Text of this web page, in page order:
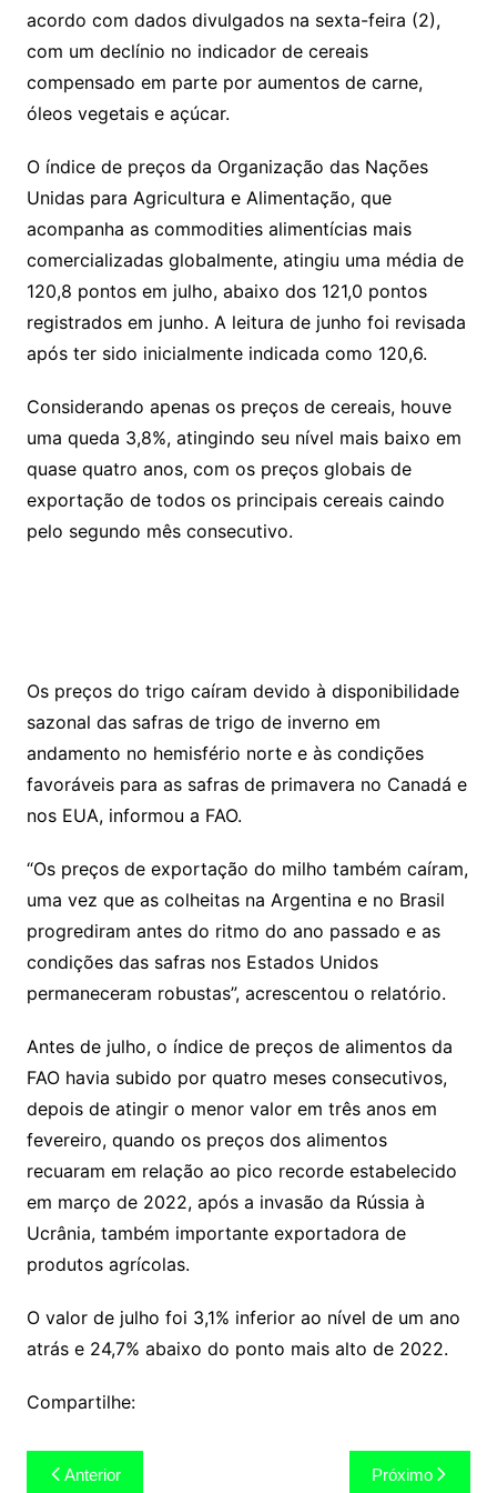
n
k
p
p
m
n
Cl
s
o
m
a
g
e
k.
c
o
e o
M
ai
d
s
acordo com dados divulgados na sexta-feira (2),
com um declínio no indicador de cereais
compensado em parte por aumentos de carne,
óleos vegetais e açúcar.
O índice de preços da Organização das Nações
Unidas para Agricultura e Alimentação, que
acompanha as commodities alimentícias mais
comercializadas globalmente, atingiu uma média de
120,8 pontos em julho, abaixo dos 121,0 pontos
registrados em junho. A leitura de junho foi revisada
após ter sido inicialmente indicada como 120,6.
Considerando apenas os preços de cereais, houve
uma queda 3,8%, atingindo seu nível mais baixo em
quase quatro anos, com os preços globais de
exportação de todos os principais cereais caindo
pelo segundo mês consecutivo.
Os preços do trigo caíram devido à disponibilidade
sazonal das safras de trigo de inverno em
andamento no hemisfério norte e às condições
favoráveis para as safras de primavera no Canadá e
nos EUA, informou a FAO.
“Os preços de exportação do milho também caíram,
uma vez que as colheitas na Argentina e no Brasil
progrediram antes do ritmo do ano passado e as
condições das safras nos Estados Unidos
permaneceram robustas”, acrescentou o relatório.
Antes de julho, o índice de preços de alimentos da
FAO havia subido por quatro meses consecutivos,
depois de atingir o menor valor em três anos em
fevereiro, quando os preços dos alimentos
recuaram em relação ao pico recorde estabelecido
em março de 2022, após a invasão da Rússia à
Ucrânia, também importante exportadora de
produtos agrícolas.
O valor de julho foi 3,1% inferior ao nível de um ano
atrás e 24,7% abaixo do ponto mais alto de 2022.
Compartilhe:
Navegação
Anterior Próximo